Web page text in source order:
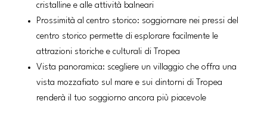
cristalline e alle attività balneari
Prossimità al centro storico: soggiornare nei pressi del
centro storico permette di esplorare facilmente le
attrazioni storiche e culturali di Tropea
Vista panoramica: scegliere un villaggio che offra una
vista mozzafiato sul mare e sui dintorni di Tropea
renderà il tuo soggiorno ancora più piacevole